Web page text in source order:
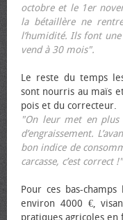
octobre et le 1er
la bétaillère ne
l’humidité. Ils font
vend à 30 mois".
Le reste du temps
sont nourris au maïs
pois et du correcteur.
"On leur met en
d’engraissement.
bon indice de
carcasse, c’est correct !"
Pour ces bas-
environ 4000 €,
pratiques agricoles